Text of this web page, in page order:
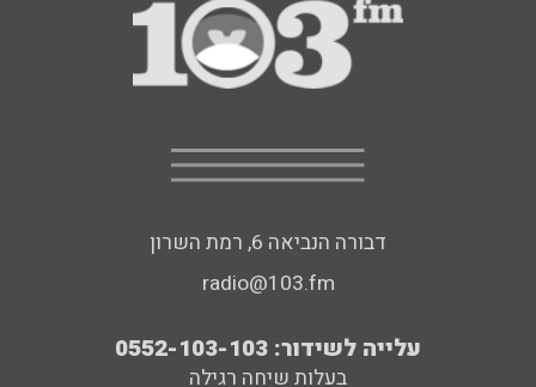
דבורה הנביאה 6, רמת השרון
radio@103.fm
עלייה לשידור: 0552-103-103
בעלות שיחה רגילה